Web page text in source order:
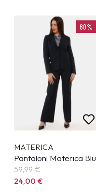
60%
MATERICA
Pantaloni Materica Blu
59,99€
24,00€